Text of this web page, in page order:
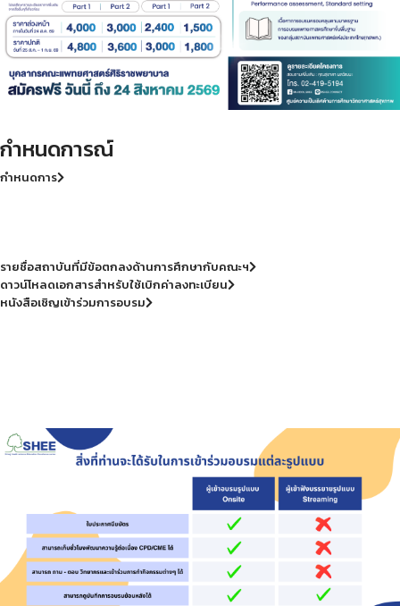
กำหนดการณ์
กำหนดการ
รายชื่อสถาบันที่มีข้อตกลงด้านการศึกษากับคณะฯ
ดาวน์โหลดเอกสารสำหรับใช้เบิกค่าลงทะเบียน
หนังสือเชิญเข้าร่วมการอบรม